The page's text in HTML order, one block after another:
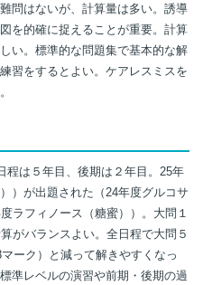
問はないが、計算量は多い。誘導
を的確に捉えることが重要。計算
い。標準的な問題集で基本的な解
習をするとよい。ケアレスミスを
程は５年目、後期は２年目。25年
）が出題された（24年度グルコサ
ラフィノース（糖蜜））。大問１
がバランスよい。全日程で大問５
ーク）と減って解きやすくなっ
準レベルの演習や前期・後期の過